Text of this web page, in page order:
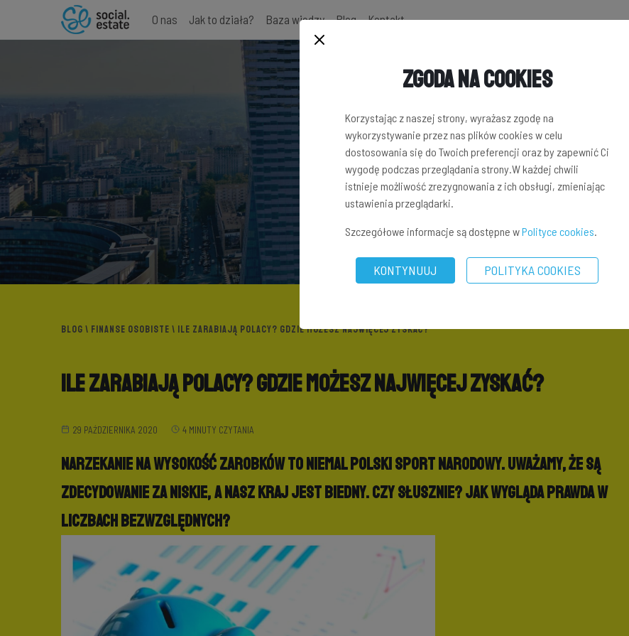
O nas Jak to działa? Baza wiedzy Blog Kontakt
BLOG \ FINANSE OSOBISTE \ ILE ZARABIAJĄ POLACY? GDZIE MOŻESZ NAJWIĘCEJ ZYSKAĆ?
Ile zarabiają Polacy? Gdzie możesz najwięcej zyskać?
29 PAŹDZIERNIKA 2020 4 MINUTY CZYTANIA
Narzekanie na wysokość zarobków to niemal polski sport narodowy. Uważamy, że są
zdecydowanie za niskie, a nasz kraj jest biedny. Czy słusznie? Jak wygląda prawda w
liczbach bezwzględnych?
Zgoda na Cookies
Korzystając z naszej strony, wyrażasz zgodę na
wykorzystywanie przez nas plików cookies w celu
dostosowania się do Twoich preferencji oraz by zapewnić Ci
wygodę podczas przeglądania strony.W każdej chwili
istnieje możliwość zrezygnowania z ich obsługi, zmieniając
ustawienia przeglądarki.
Szczegółowe informacje są dostępne wPolityce cookies.
KONTYNUUJ POLITYKA COOKIES